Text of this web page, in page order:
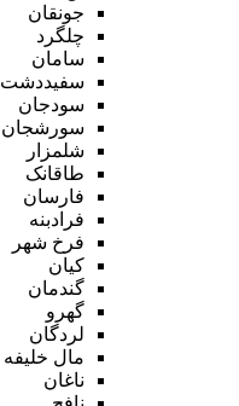
جونقان
چلگرد
سامان
سفیددشت
سودجان
سورشجان
شلمزار
طاقانک
فارسان
فرادبنه
فرخ شهر
کیان
گندمان
گهرو
لردگان
مال خلیفه
ناغان